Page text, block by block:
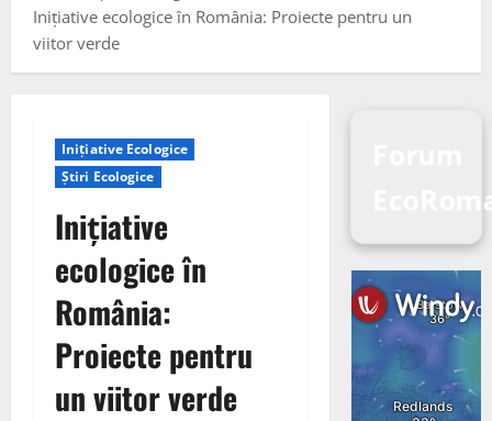
Inițiative ecologice în România: Proiecte pentru un
viitor verde
Inițiative Ecologice
Știri Ecologice
Inițiative
ecologice în
România:
Proiecte pentru
un viitor verde